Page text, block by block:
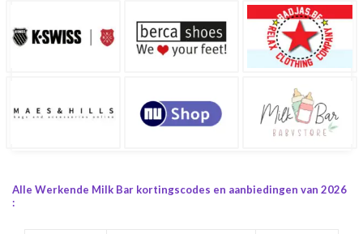
Alle Werkende Milk Bar kortingscodes en aanbiedingen van 2026
: